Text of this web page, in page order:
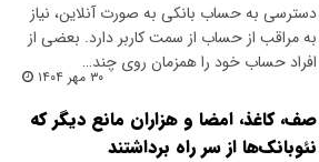
دسترسی به حساب بانکی به صورت آنلاین، نیاز
به مراقب از حساب از سمت کاربر دارد. بعضی از
افراد حساب خود را همزمان روی چند…
۳۰ مهر ۱۴۰۴
صف، کاغذ، امضا و هزاران مانع دیگر که
نئوبانک‌ها از سر راه برداشتند